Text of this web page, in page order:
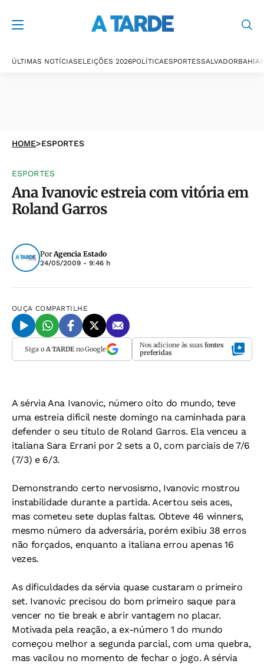
ÚLTIMAS NOTÍCIASELEIÇÕES 2026POLÍTICAESPORTESSALVADORBAHIA
HOME>ESPORTES
ESPORTES
Ana Ivanovic estreia com vitória em
Roland Garros
PorAgencia Estado
24/05/2009 - 9:46 h
OUÇA COMPARTILHE
Siga o A TARDEno Google Nos adicione às suas fontes
preferidas
A sérvia Ana Ivanovic, número oito do mundo, teve
uma estreia difícil neste domingo na caminhada para
defender o seu título de Roland Garros. Ela venceu a
italiana Sara Errani por 2 sets a 0, com parciais de 7/6
(7/3) e 6/3.
Demonstrando certo nervosismo, Ivanovic mostrou
instabilidade durante a partida. Acertou seis aces,
mas cometeu sete duplas faltas. Obteve 46 winners,
mesmo número da adversária, porém exibiu 38 erros
não forçados, enquanto a italiana errou apenas 16
vezes.
As dificuldades da sérvia quase custaram o primeiro
set. Ivanovic precisou do bom primeiro saque para
vencer no tie break e abrir vantagem no placar.
Motivada pela reação, a ex-número 1 do mundo
começou melhor a segunda parcial, com uma quebra,
mas vacilou no momento de fechar o jogo. A sérvia